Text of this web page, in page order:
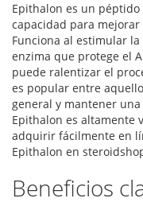
Epithalon es un
capacidad para
Funciona al estimular
enzima que protege el
puede ralentizar el
es popular entre
general y mantener
Epithalon es altamente
adquirir fácilmente en
Epithalon en
Beneficios